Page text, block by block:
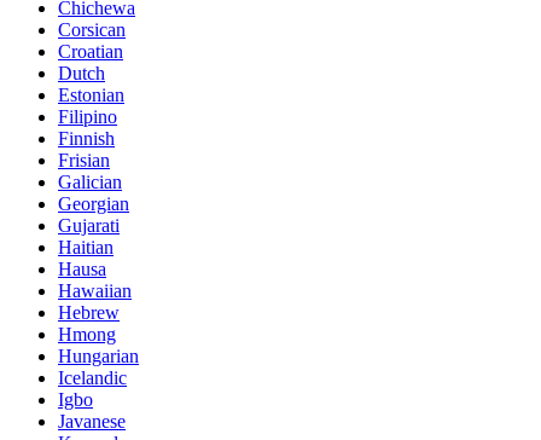
Chichewa
Corsican
Croatian
Dutch
Estonian
Filipino
Finnish
Frisian
Galician
Georgian
Gujarati
Haitian
Hausa
Hawaiian
Hebrew
Hmong
Hungarian
Icelandic
Igbo
Javanese